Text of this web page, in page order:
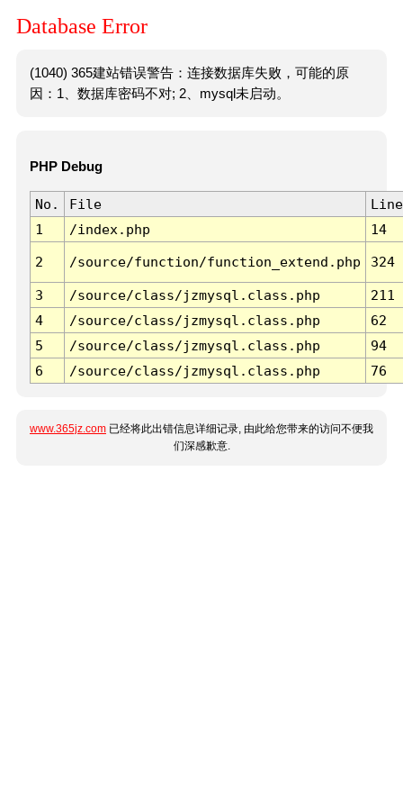
Database Error
(1040) 365建站错误警告：连接数据库失败，可能的原
因：1、数据库密码不对; 2、mysql未启动。
PHP Debug
No. File
Line
1
/index.php 14
2 /source/function/function_extend.php 324
3 /source/class/jzmysql.class.php
211
4
/source/class/jzmysql.class.php
62
5
/source/class/jzmysql.class.php
94
6
/source/class/jzmysql.class.php 76
www.365jz.com 已经将此出错信息详细记录, 由此给您带来的访问不便我
们深感歉意.